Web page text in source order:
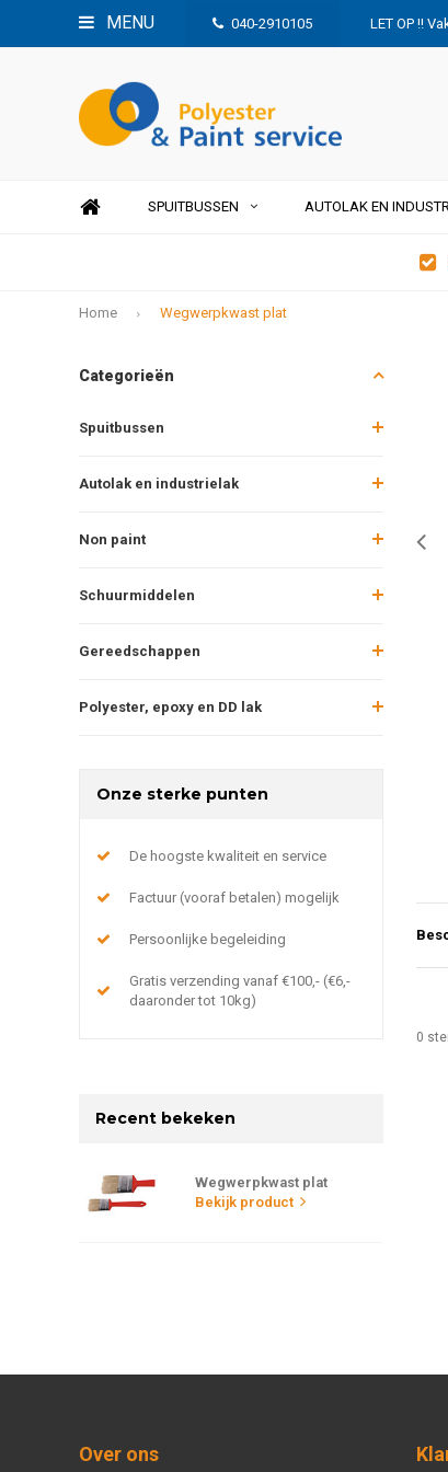
MENU 040-2910105 LET OP !!
SPUITBUSSEN AUTOLAK EN
Home Wegwerpkwast plat
Categorieën
Spuitbussen
Autolak en industrielak
Non paint
Schuurmiddelen
Gereedschappen
Polyester, epoxy en DD lak
Onze sterke punten
De hoogste kwaliteit en service
Factuur (vooraf betalen) mogelijk
Persoonlijke begeleiding
Gratis verzending vanaf €100,- (€6,-
daaronder tot 10kg)
Recent bekeken
Wegwerpkwast plat
Bekijk product
0
Over ons